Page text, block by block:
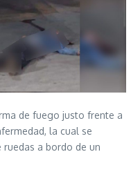
de fuego justo frente a
la cual se
a bordo de un